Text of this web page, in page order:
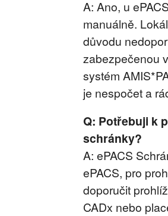
A: Ano, u
manuálně.
důvodu
zabezpečenou
systém
je nespočet a
Q: Potřebuji k
schránky?
A: ePACS
ePACS, pro
doporučit
CADx nebo